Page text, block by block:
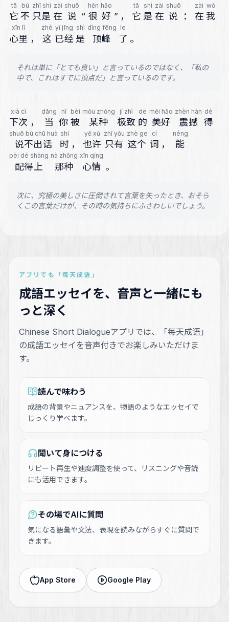
tā
它
bù
不
zhǐ shì
只是
zài
在
shuō
说 “
hěn
很
hǎo
好 ” ，
tā
它
shì
是
zài
在
shuō
说 ：
zài
在
wǒ
我
xīn lǐ
心里 ，
zhè
这
yǐ jīng
已经
shì
是
dǐng fēng
顶峰
le
了 。
それは単に「とても良い」と言っているのではなく、「私の
中で、これはすでに頂点だ」と言っているのです。
xià cì
下次 ，
dāng
当
nǐ
你
bèi
被
mǒu zhǒng
某种
jí zhì
极致
de
的
měi hǎo
美好
zhèn hàn
震撼
dé
得
shuō bù chū huà
说不出话
shí
时 ，
yě xǔ
也许
zhǐ yǒu
只有
zhè ge
这个
cí
词 ，
néng
能
pèi dé shàng
配得上
nà zhǒng
那种
xīn qíng
心情 。
次に、究極の美しさに圧倒されて言葉を失ったとき、おそら
くこの言葉だけが、その時の気持ちにふさわしいでしょう。
アプリでも「每天成语」
成語エッセイを、音声と一緒にも
っと深く
Chinese Short Dialogueアプリでは、「每天成语」
の成語エッセイを音声付きでお楽しみいただけま
す。
読んで味わう
成語の背景やニュアンスを、物語のようなエッセイで
じっくり学べます。
聞いて身につける
リピート再生や速度調整を使って、リスニングや音読
にも活用できます。
その場でAIに質問
気になる語彙や文法、表現を読みながらすぐに質問で
きます。
App Store Google Play